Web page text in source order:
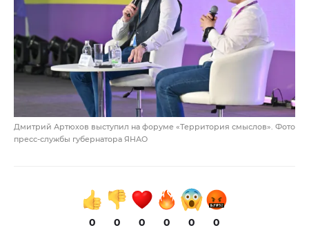
Дмитрий Артюхов выступил на форуме «Территория смыслов». Фото
пресс-службы губернатора ЯНАО
0 0 0 0 0 0